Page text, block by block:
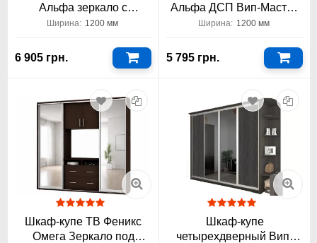
Альфа зеркало с
рисунком Вип-Мастер
Ширина: 1200 мм
6 905 грн.
Альфа ДСП Вип-Мастер
1200x450x2200 1,2 метра
Ширина: 1200 мм
5 795 грн.
Шкаф-купе ТВ Феникс
Омега Зеркало под
Шкаф-купе
четырехдверный Вип-